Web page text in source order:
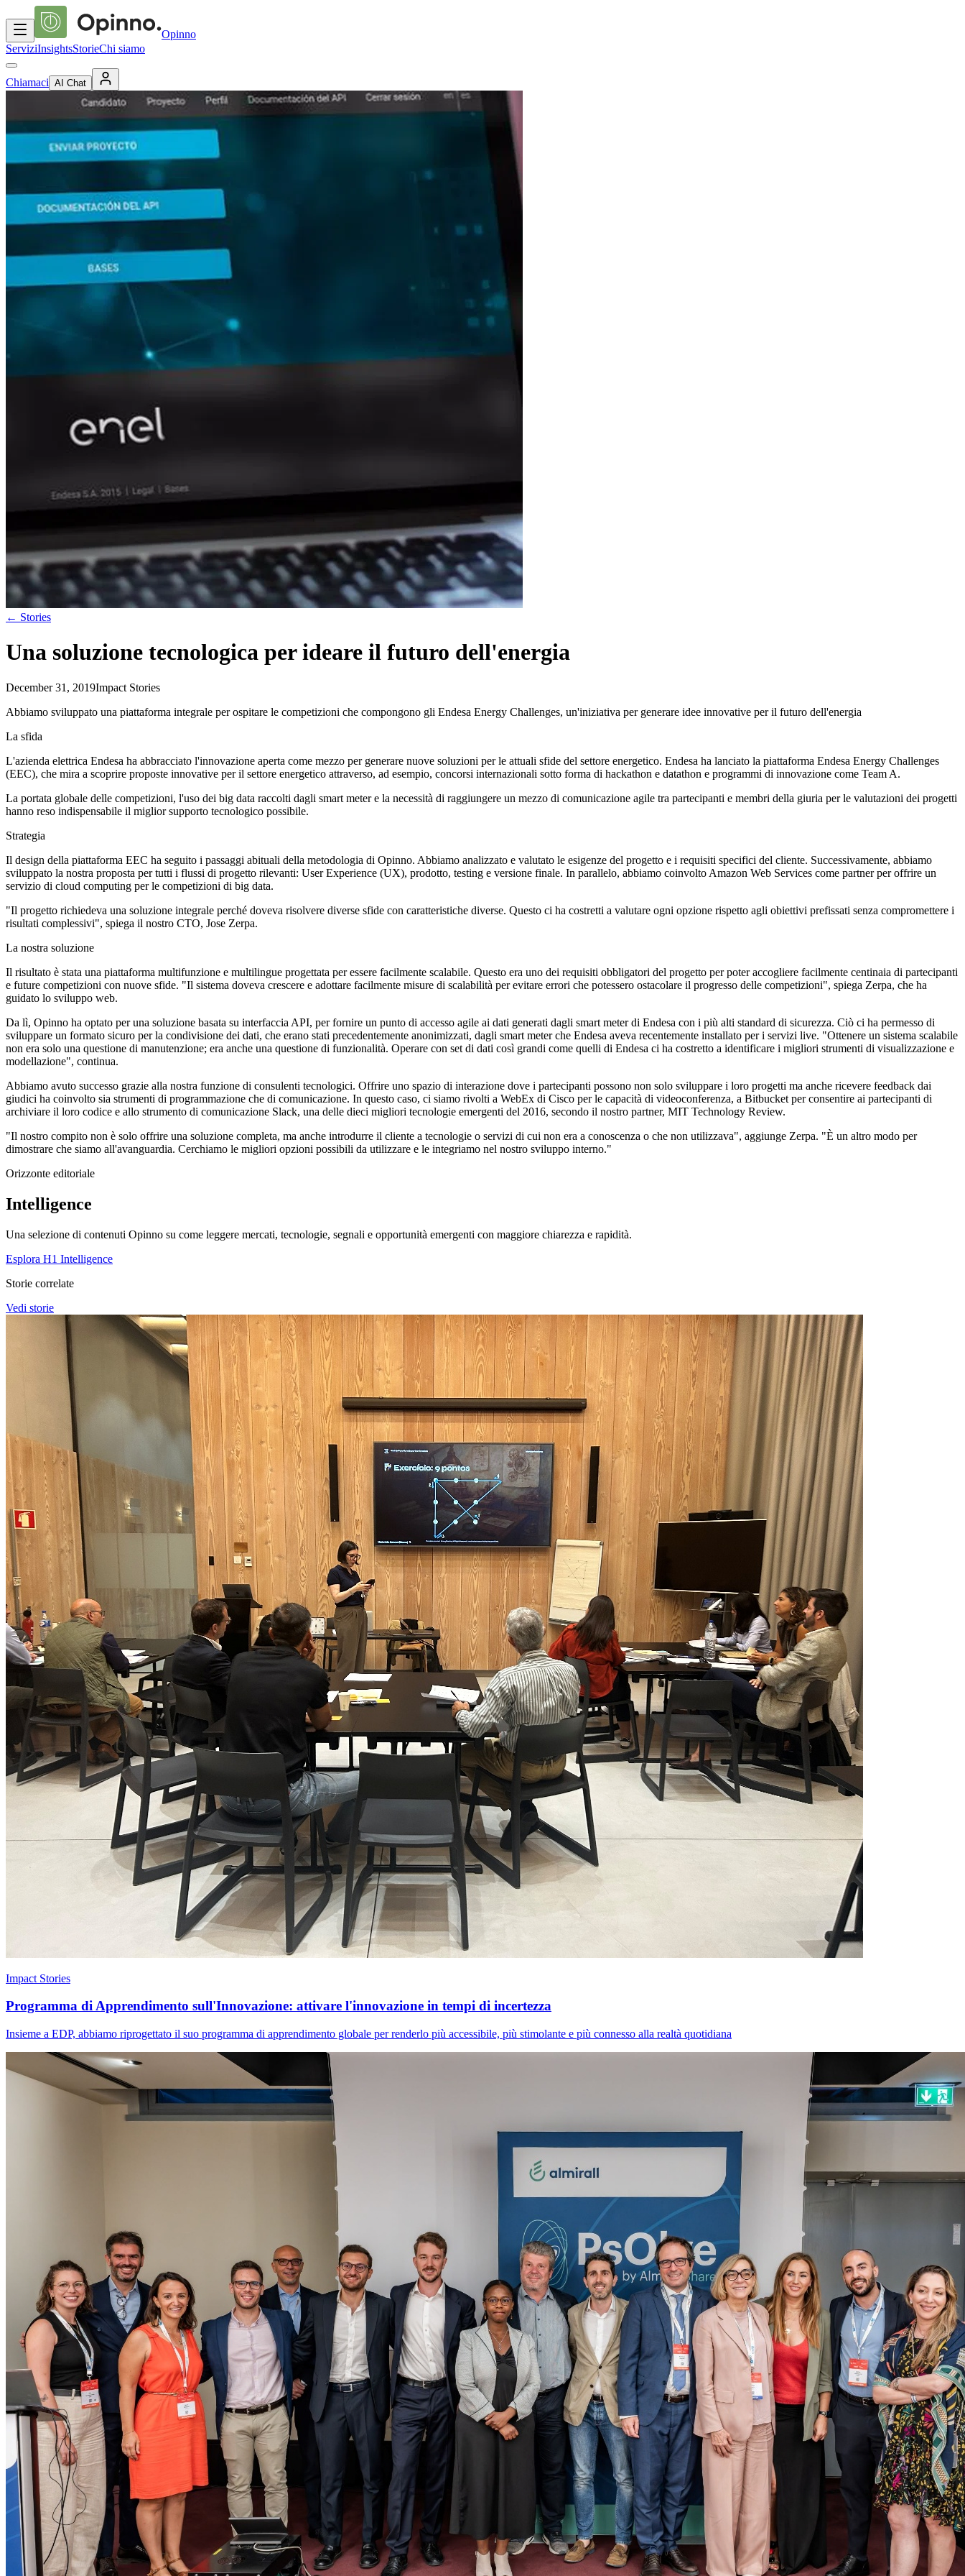
Opinno
ServiziInsightsStorieChi siamo
Chiamaci AI Chat
← Stories
Una soluzione tecnologica per ideare il futuro dell'energia
December 31, 2019Impact Stories
Abbiamo sviluppato una piattaforma integrale per ospitare le competizioni che compongono gli Endesa Energy Challenges, un'iniziativa per generare idee innovative per il futuro dell'energia
La sfida
L'azienda elettrica Endesa ha abbracciato l'innovazione aperta come mezzo per generare nuove soluzioni per le attuali sfide del settore energetico. Endesa ha lanciato la piattaforma Endesa Energy Challenges
(EEC), che mira a scoprire proposte innovative per il settore energetico attraverso, ad esempio, concorsi internazionali sotto forma di hackathon e datathon e programmi di innovazione come Team A.
La portata globale delle competizioni, l'uso dei big data raccolti dagli smart meter e la necessità di raggiungere un mezzo di comunicazione agile tra partecipanti e membri della giuria per le valutazioni dei progetti
hanno reso indispensabile il miglior supporto tecnologico possibile.
Strategia
Il design della piattaforma EEC ha seguito i passaggi abituali della metodologia di Opinno. Abbiamo analizzato e valutato le esigenze del progetto e i requisiti specifici del cliente. Successivamente, abbiamo
sviluppato la nostra proposta per tutti i flussi di progetto rilevanti: User Experience (UX), prodotto, testing e versione finale. In parallelo, abbiamo coinvolto Amazon Web Services come partner per offrire un
servizio di cloud computing per le competizioni di big data.
"Il progetto richiedeva una soluzione integrale perché doveva risolvere diverse sfide con caratteristiche diverse. Questo ci ha costretti a valutare ogni opzione rispetto agli obiettivi prefissati senza compromettere i
risultati complessivi", spiega il nostro CTO, Jose Zerpa.
La nostra soluzione
Il risultato è stata una piattaforma multifunzione e multilingue progettata per essere facilmente scalabile. Questo era uno dei requisiti obbligatori del progetto per poter accogliere facilmente centinaia di partecipanti
e future competizioni con nuove sfide. "Il sistema doveva crescere e adottare facilmente misure di scalabilità per evitare errori che potessero ostacolare il progresso delle competizioni", spiega Zerpa, che ha
guidato lo sviluppo web.
Da lì, Opinno ha optato per una soluzione basata su interfaccia API, per fornire un punto di accesso agile ai dati generati dagli smart meter di Endesa con i più alti standard di sicurezza. Ciò ci ha permesso di
sviluppare un formato sicuro per la condivisione dei dati, che erano stati precedentemente anonimizzati, dagli smart meter che Endesa aveva recentemente installato per i servizi live. "Ottenere un sistema scalabile
non era solo una questione di manutenzione; era anche una questione di funzionalità. Operare con set di dati così grandi come quelli di Endesa ci ha costretto a identificare i migliori strumenti di visualizzazione e
modellazione", continua.
Abbiamo avuto successo grazie alla nostra funzione di consulenti tecnologici. Offrire uno spazio di interazione dove i partecipanti possono non solo sviluppare i loro progetti ma anche ricevere feedback dai
giudici ha coinvolto sia strumenti di programmazione che di comunicazione. In questo caso, ci siamo rivolti a WebEx di Cisco per le capacità di videoconferenza, a Bitbucket per consentire ai partecipanti di
archiviare il loro codice e allo strumento di comunicazione Slack, una delle dieci migliori tecnologie emergenti del 2016, secondo il nostro partner, MIT Technology Review.
"Il nostro compito non è solo offrire una soluzione completa, ma anche introdurre il cliente a tecnologie o servizi di cui non era a conoscenza o che non utilizzava", aggiunge Zerpa. "È un altro modo per
dimostrare che siamo all'avanguardia. Cerchiamo le migliori opzioni possibili da utilizzare e le integriamo nel nostro sviluppo interno."
Orizzonte editoriale
Intelligence
Una selezione di contenuti Opinno su come leggere mercati, tecnologie, segnali e opportunità emergenti con maggiore chiarezza e rapidità.
Esplora H1 Intelligence
Storie correlate
Vedi storie
Impact Stories
Programma di Apprendimento sull'Innovazione: attivare l'innovazione in tempi di incertezza
Insieme a EDP, abbiamo riprogettato il suo programma di apprendimento globale per renderlo più accessibile, più stimolante e più connesso alla realtà quotidiana